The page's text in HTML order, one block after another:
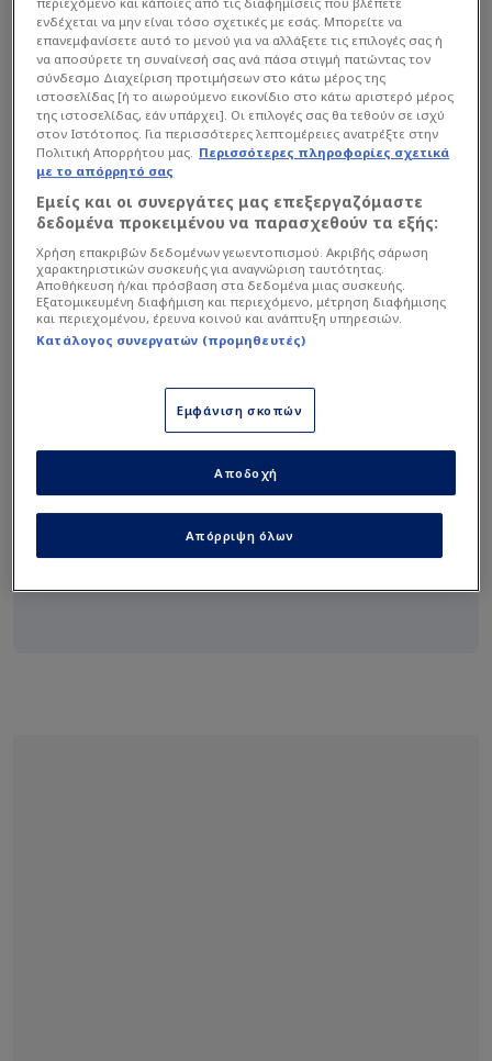
BC Olympiakos Piraeus
Γενικά Ρόστερ Πρόγραμμα
OPI
89 : 85
Προηγούμενος αγώνας
BVG
Πεμ, 24 Σεπ
18:30 OPI
Στάδιο Peace And Friendship Stadium
Τοποθεσία
Προπονητής Georgios Bartzokas
Χρώματα ομάδας
ενδέχεται να μην είναι τόσο σχετικές με εσάς. Μπορείτε να
επανεμφανίσετε αυτό το μενού για να αλλάξετε τις επιλογές σας ή
να αποσύρετε τη συναίνεσή σας ανά πάσα στιγμή πατώντας τον
σύνδεσμο Διαχείριση προτιμήσεων στο κάτω μέρος της
ιστοσελίδας [ή το αιωρούμενο εικονίδιο στο κάτω αριστερό μέρος
της ιστοσελίδας, εάν υπάρχει]. Οι επιλογές σας θα τεθούν σε ισχύ
στον Ιστότοπος. Για περισσότερες λεπτομέρειες ανατρέξτε στην
Πολιτική Απορρήτου μας. Περισσότερες πληροφορίες σχετικά
με το απόρρητό σας
Εμείς και οι συνεργάτες μας επεξεργαζόμαστε
δεδομένα προκειμένου να παρασχεθούν τα εξής:
Χρήση επακριβών δεδομένων γεωεντοπισμού. Ακριβής σάρωση
χαρακτηριστικών συσκευής για αναγνώριση ταυτότητας.
Αποθήκευση ή/και πρόσβαση στα δεδομένα μιας συσκευής.
Εξατομικευμένη διαφήμιση και περιεχόμενο, μέτρηση διαφήμισης
και περιεχομένου, έρευνα κοινού και ανάπτυξη υπηρεσιών.
Κατάλογος συνεργατών (προμηθευτές)
Εμφάνιση σκοπών
Απόρριψη όλων
Αποδοχή